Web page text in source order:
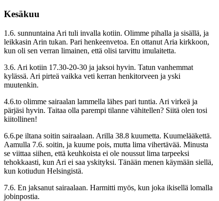
Kesäkuu
1.6. sunnuntaina Ari tuli invalla kotiin. Olimme pihalla ja sisällä, ja
leikkasin Arin tukan. Pari henkeenvetoa. En ottanut Aria kirkkoon,
kun oli sen verran limainen, että olisi tarvittu imulaitetta.
3.6. Ari kotiin 17.30-20-30 ja jaksoi hyvin. Tatun vanhemmat
kylässä. Ari pirteä vaikka veti kerran henkitorveen ja yski
muutenkin.
4.6.to olimme sairaalan lammella lähes pari tuntia. Ari virkeä ja
pärjäsi hyvin. Taitaa olla parempi tilanne vähitellen? Siitä olen tosi
kiitollinen!
6.6.pe iltana soitin sairaalaan. Arilla 38.8 kuumetta. Kuumelääkettä.
Aamulla 7.6. soitin, ja kuume pois, mutta lima vihertävää. Minusta
se viittaa siihen, että keuhkoista ei ole noussut lima tarpeeksi
tehokkaasti, kun Ari ei saa yskityksi. Tänään menen käymään siellä,
kun kotiudun Helsingistä.
7.6. En jaksanut sairaalaan. Harmitti myös, kun joka ikisellä lomalla
jobinpostia.